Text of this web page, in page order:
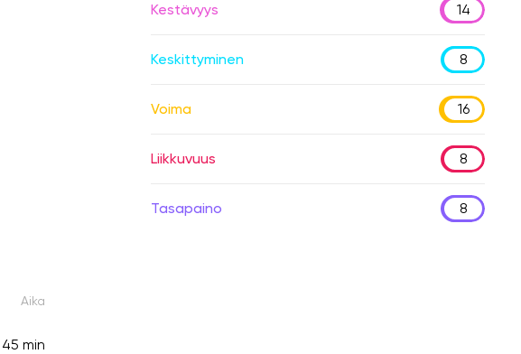
Aika
45 min
Kestävyys 14
Keskittyminen 8
Voima 16
Liikkuvuus 8
Tasapaino 8